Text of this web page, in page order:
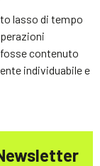
lasso di tempo
contenuto
individuabile e